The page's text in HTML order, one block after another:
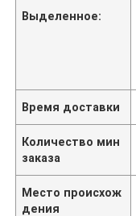
Выделенное:
Время доставки
Количество мин
заказа
Место происхож
дения